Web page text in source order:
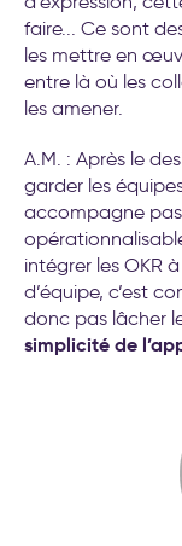
faire... Ce sont
les mettre en
entre là où les
les amener.
A.M. : Après le
garder les
accompagne pas
intégrer les OKR
d’équipe, c’est
donc pas lâcher
simplicité de